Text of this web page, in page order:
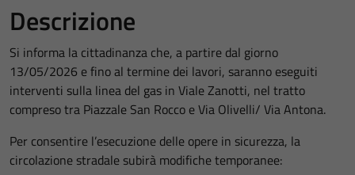
Descrizione
Si informa la cittadinanza che, a partire dal giorno
13/05/2026 e fino al termine dei lavori, saranno eseguiti
interventi sulla linea del gas in Viale Zanotti, nel tratto
compreso tra Piazzale San Rocco e Via Olivelli/ Via Antona.
Per consentire l’esecuzione delle opere in sicurezza, la
circolazione stradale subirà modifiche temporanee: